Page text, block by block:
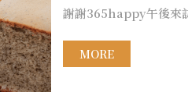
謝謝365happy午後來
MORE